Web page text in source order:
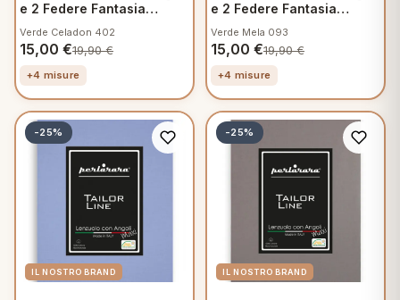
e 2 Federe Fantasia
Verde Celadon 402
15,00 €19,90€
+4 misure
e 2 Federe Fantasia
Verde Mela 093
15,00 €19,90€
+4 misure
-25% -25%